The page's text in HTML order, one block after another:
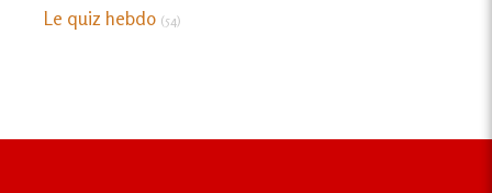
Le quiz hebdo (54)